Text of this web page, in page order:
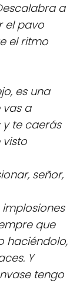
a
el pavo
el ritmo
es una
vas a
y te caerás
visto
señor,
implosiones
que
haciéndolo,
Y
tengo